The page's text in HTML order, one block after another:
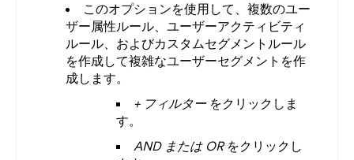
このオプションを使用して、複数のユー
ザー属性ルール、ユーザーアクティビティ
ルール、およびカスタムセグメントルール
を作成して複雑なユーザーセグメントを作
成します。
+ フィルター をクリックしま
す。
AND または OR をクリックし